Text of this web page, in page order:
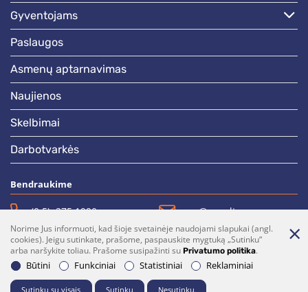
gyventojams
paslaugos
asmenų aptarnavimas
naujienos
skelbimai
darbotvarkės
Bendraukime
(0 5)  275 1990 vrsa@vrsa.lt
Facebook Youtube
Prenumerata Parašykite mums
Norime Jus informuoti, kad šioje svetainėje naudojami slapukai (angl.
cookies). Jeigu sutinkate, prašome, paspauskite mygtuką „Sutinku“
arba naršykite toliau. Prašome susipažinti su Privatumo politika.
Būtini
Funkciniai Statistiniai Reklaminiai
Sutinku su visais Sutinku Nesutinku